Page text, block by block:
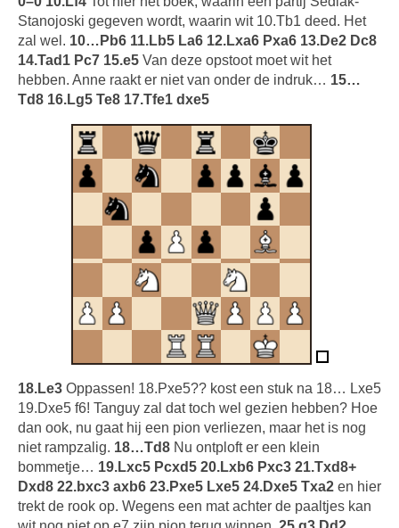
Stanojoski gegeven wordt, waarin wit 10.Tb1 deed. Het
zal wel. 10…Pb6 11.Lb5 La6 12.Lxa6 Pxa6 13.De2 Dc8
14.Tad1 Pc7 15.e5 Van deze opstoot moet wit het
hebben. Anne raakt er niet van onder de indruk… 15…
Td8 16.Lg5 Te8 17.Tfe1 dxe5
18.Le3 Oppassen! 18.Pxe5?? kost een stuk na 18… Lxe5
19.Dxe5 f6! Tanguy zal dat toch wel gezien hebben? Hoe
dan ook, nu gaat hij een pion verliezen, maar het is nog
niet rampzalig. 18…Td8 Nu ontploft er een klein
bommetje… 19.Lxc5 Pcxd5 20.Lxb6 Pxc3 21.Txd8+
Dxd8 22.bxc3 axb6 23.Pxe5 Lxe5 24.Dxe5 Txa2 en hier
trekt de rook op. Wegens een mat achter de paaltjes kan